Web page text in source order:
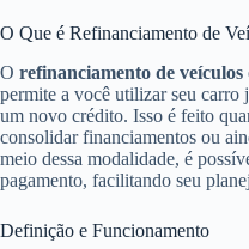
O Que é Refinanciamento de
O refinanciamento de veículos
permite a você utilizar seu carro
um novo crédito. Isso é feito
consolidar financiamentos ou
meio dessa modalidade, é
pagamento, facilitando seu
Definição e Funcionamento